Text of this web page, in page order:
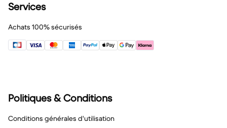
Services
Achats 100% sécurisés
Politiques & Conditions
Conditions générales d'utilisation